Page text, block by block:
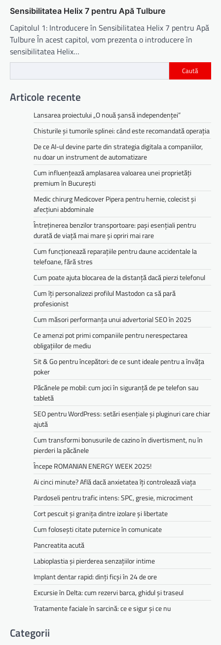
Sensibilitatea Helix 7 pentru Apă Tulbure
Capitolul 1: Introducere în Sensibilitatea Helix 7 pentru Apă
Tulbure În acest capitol, vom prezenta o introducere în
sensibilitatea Helix…
Caută
Articole recente
Lansarea proiectului „O nouă șansă independenței”
Chisturile și tumorile splinei: când este recomandată operația
De ce AI-ul devine parte din strategia digitala a companiilor,
nu doar un instrument de automatizare
Cum influențează amplasarea valoarea unei proprietăți
premium în București
Medic chirurg Medicover Pipera pentru hernie, colecist și
afecțiuni abdominale
Întreținerea benzilor transportoare: pași esențiali pentru
durată de viață mai mare și opriri mai rare
Cum funcționează reparațiile pentru daune accidentale la
telefoane, fără stres
Cum poate ajuta blocarea de la distanță dacă pierzi telefonul
Cum îți personalizezi profilul Mastodon ca să pară
profesionist
Cum măsori performanța unui advertorial SEO în 2025
Ce amenzi pot primi companiile pentru nerespectarea
obligațiilor de mediu­­
Sit & Go pentru începători: de ce sunt ideale pentru a învăța
poker
Păcănele pe mobil: cum joci în siguranță de pe telefon sau
tabletă
SEO pentru WordPress: setări esențiale și pluginuri care chiar
ajută
Cum transformi bonusurile de cazino în divertisment, nu în
pierderi la păcănele
Începe ROMANIAN ENERGY WEEK 2025!
Ai cinci minute? Află dacă anxietatea îți controlează viața
Pardoseli pentru trafic intens: SPC, gresie, microciment
Cort pescuit și granița dintre izolare și libertate
Cum folosești citate puternice în comunicate
Pancreatita acută
Labioplastia și pierderea senzațiilor intime
Implant dentar rapid: dinți ficși în 24 de ore
Excursie în Delta: cum rezervi barca, ghidul și traseul
Tratamente faciale în sarcină: ce e sigur și ce nu
Categorii